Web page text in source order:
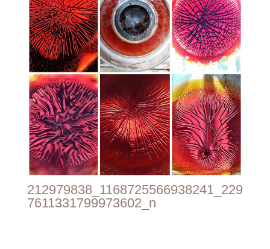
212979838_1168725566938241_229
7611331799973602_n